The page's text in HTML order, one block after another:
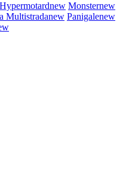
Hypermotardnew Monsternew
Multistradanew Panigalenew